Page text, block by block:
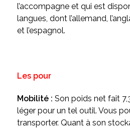
l’accompagne et qui est
langues, dont l’allemand,
et l’espagnol.
Les pour
Mobilité : Son poids net fait
léger pour un tel outil. Vous
transporter. Quant à son